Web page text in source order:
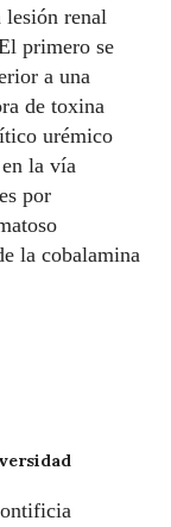
renal
primero se
a una
de toxina
urémico
la vía
por
la cobalamina